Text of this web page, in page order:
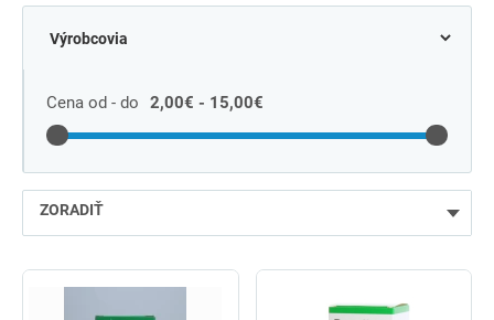
Cena od - do 2,00€ - 15,00€
ZORADIŤ